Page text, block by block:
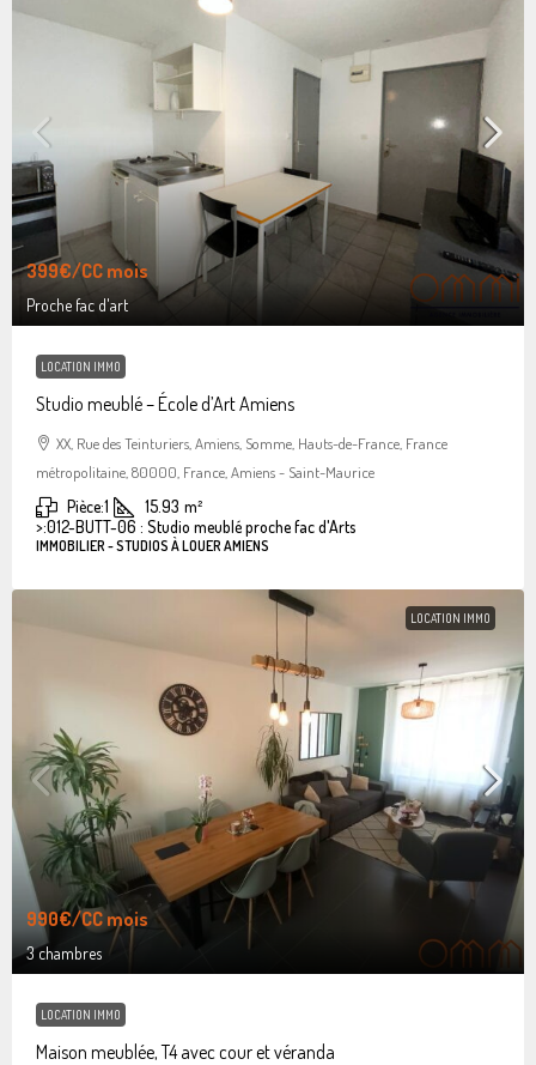
399€/CC mois
Proche fac d'art
LOCATION IMMO
Studio meublé – École d’Art Amiens
XX, Rue des Teinturiers, Amiens, Somme, Hauts-de-France, France
métropolitaine, 80000, France, Amiens - Saint-Maurice
Pièce:1 15.93 m²
>:012-BUTT-06 : Studio meublé proche fac d'Arts
IMMOBILIER - STUDIOS À LOUER AMIENS
LOCATION IMMO
990€/CC mois
3 chambres
LOCATION IMMO
Maison meublée, T4 avec cour et véranda